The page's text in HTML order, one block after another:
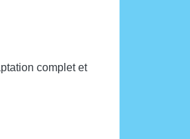
complet et